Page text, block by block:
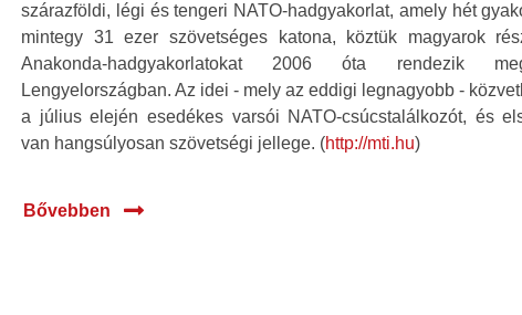
szárazföldi, légi és tengeri NATO-hadgyakorlat, amely hét
mintegy 31 ezer szövetséges katona, köztük magyarok
Anakonda-hadgyakorlatokat 2006 óta rendezik
Lengyelországban. Az idei - mely az eddigi legnagyobb -
a július elején esedékes varsói NATO-csúcstalálkozót, és
van hangsúlyosan szövetségi jellege. (http://mti.hu)
Bővebben